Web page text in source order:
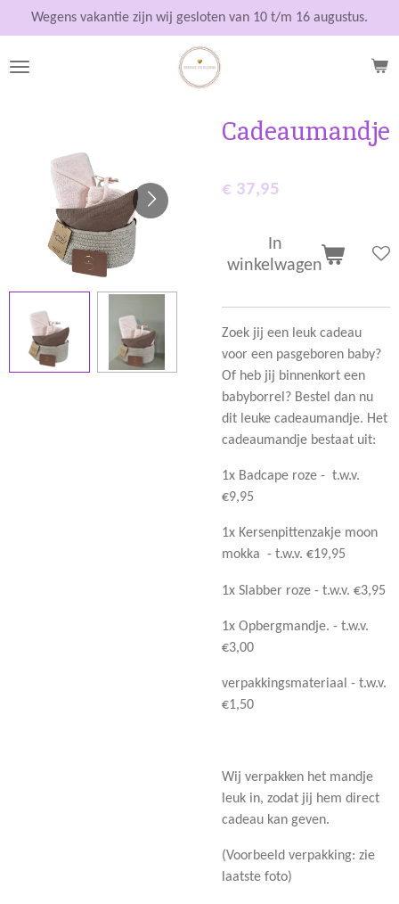
direct
naar
Wegens vakantie zijn wij gesloten van 10 t/m 16 augustus.
Cadeaumandje
€ 37,95
In
winkelwagen
Zoek jij een leuk cadeau
voor een pasgeboren baby?
Of heb jij binnenkort een
babyborrel? Bestel dan nu
dit leuke cadeaumandje. Het
cadeaumandje bestaat uit:
1x Badcape roze - t.w.v.
€9,95
1x Kersenpittenzakje moon
mokka - t.w.v. €19,95
1x Slabber roze - t.w.v. €3,95
1x Opbergmandje. - t.w.v.
€3,00
verpakkingsmateriaal - t.w.v.
€1,50
Wij verpakken het mandje
leuk in, zodat jij hem direct
cadeau kan geven.
(Voorbeeld verpakking: zie
laatste foto)